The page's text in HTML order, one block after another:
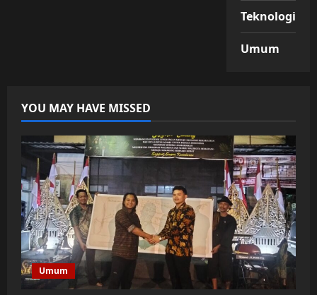
Teknologi
Umum
YOU MAY HAVE MISSED
Umum